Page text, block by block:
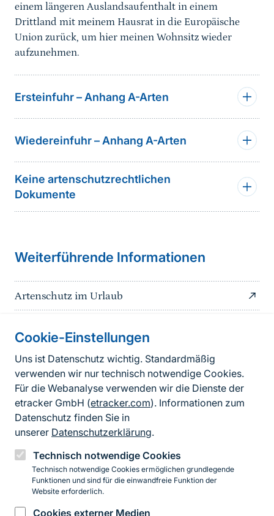
Cookie-Einstellungen
Uns ist Datenschutz wichtig. Standardmäßig
verwenden wir nur technisch notwendige Cookies.
Für die Webanalyse verwenden wir die Dienste der
etracker GmbH (etracker.com). Informationen zum
Datenschutz finden Sie in
unserer Datenschutzerklärung.
Technisch notwendige Cookies
Technisch notwendige Cookies ermöglichen grundlegende
Funktionen und sind für die einwandfreie Funktion der
Website erforderlich.
Cookies externer Medien
einem längeren Auslandsaufenthalt in einem
Drittland mit meinem Hausrat in die Europäische
Union zurück, um hier meinen Wohnsitz wieder
aufzunehmen.
Ersteinfuhr – Anhang A-Arten
Wiedereinfuhr – Anhang A-Arten
Keine artenschutzrechtlichen
Dokumente
Weiterführende Informationen
Artenschutz im Urlaub
Informationen zur Seite
FußzeileKontakt zum BfN
Kontaktformular
Erklärung zur Barrierefreiheit
Impressum
Datenschutz